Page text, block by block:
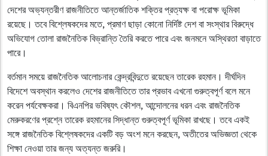
দেশের অভ্যন্তরীণ রাজনীতিতে আন্তর্জাতিক শক্তির প্রত্যক্ষ বা পরোক্ষ ভূমিকা
রয়েছে। তবে বিশ্লেষকদের মতে, প্রমাণ ছাড়া কোনো নির্দিষ্ট দেশ বা সংস্থার বিরুদ্ধে
অভিযোগ তোলা রাজনৈতিক বিভ্রান্তি তৈরি করতে পারে এবং জনমনে অস্থিরতা বাড়াতে
পারে।
বর্তমান সময়ে রাজনৈতিক আলোচনার কেন্দ্রবিন্দুতে রয়েছেন তারেক রহমান। দীর্ঘদিন
বিদেশে অবস্থান করলেও দেশের রাজনীতিতে তার প্রভাব এখনো গুরুত্বপূর্ণ বলে মনে
করেন পর্যবেক্ষকরা। বিএনপির ভবিষ্যৎ কৌশল, আন্দোলনের ধরন এবং রাজনৈতিক
মেরুকরণের প্রশ্নে তারেক রহমানের সিদ্ধান্ত গুরুত্বপূর্ণ ভূমিকা রাখছে। তবে একই
সঙ্গে রাজনৈতিক বিশ্লেষকদের একটি বড় অংশ মনে করছেন, অতীতের অভিজ্ঞতা থেকে
শিক্ষা নেওয়া তার জন্য অত্যন্ত জরুরি।